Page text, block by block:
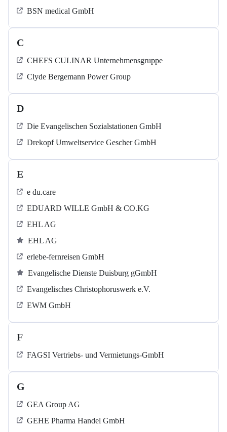
BSN medical GmbH
C
CHEFS CULINAR Unternehmensgruppe
Clyde Bergemann Power Group
D
Die Evangelischen Sozialstationen GmbH
Drekopf Umweltservice Gescher GmbH
E
e du.care
EDUARD WILLE GmbH & CO.KG
EHL AG
EHL AG
erlebe-fernreisen GmbH
Evangelische Dienste Duisburg gGmbH
Evangelisches Christophoruswerk e.V.
EWM GmbH
F
FAGSI Vertriebs- und Vermietungs-GmbH
G
GEA Group AG
GEHE Pharma Handel GmbH